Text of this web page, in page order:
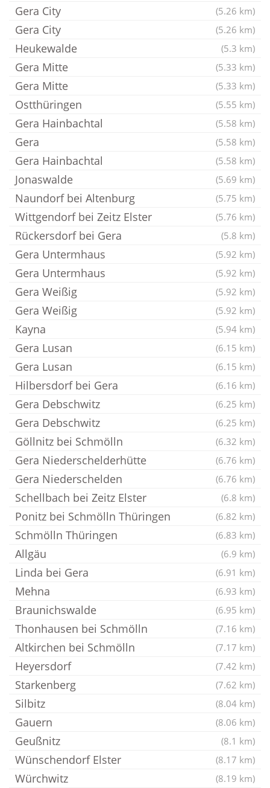
Gera City (5.26 km)
Gera City (5.26 km)
Heukewalde (5.3 km)
Gera Mitte (5.33 km)
Gera Mitte (5.33 km)
Ostthüringen (5.55 km)
Gera Hainbachtal (5.58 km)
Gera (5.58 km)
Gera Hainbachtal (5.58 km)
Jonaswalde (5.69 km)
Naundorf bei Altenburg (5.75 km)
Wittgendorf bei Zeitz Elster (5.76 km)
Rückersdorf bei Gera (5.8 km)
Gera Untermhaus (5.92 km)
Gera Untermhaus (5.92 km)
Gera Weißig (5.92 km)
Gera Weißig (5.92 km)
Kayna (5.94 km)
Gera Lusan (6.15 km)
Gera Lusan (6.15 km)
Hilbersdorf bei Gera (6.16 km)
Gera Debschwitz (6.25 km)
Gera Debschwitz (6.25 km)
Göllnitz bei Schmölln (6.32 km)
Gera Niederschelderhütte (6.76 km)
Gera Niederschelden (6.76 km)
Schellbach bei Zeitz Elster (6.8 km)
Ponitz bei Schmölln Thüringen (6.82 km)
Schmölln Thüringen (6.83 km)
Allgäu (6.9 km)
Linda bei Gera (6.91 km)
Mehna (6.93 km)
Braunichswalde (6.95 km)
Thonhausen bei Schmölln (7.16 km)
Altkirchen bei Schmölln (7.17 km)
Heyersdorf (7.42 km)
Starkenberg (7.62 km)
Silbitz (8.04 km)
Gauern (8.06 km)
Geußnitz (8.1 km)
Wünschendorf Elster (8.17 km)
Würchwitz (8.19 km)